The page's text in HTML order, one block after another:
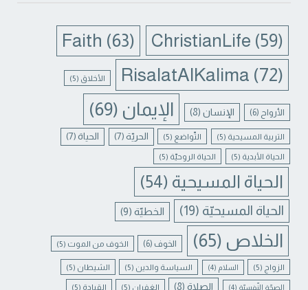
ChristianLife (59)
Faith (63)
RisalatAlKalima (72) الأخلاق (5)
الأرواح (6) الإنسان(8) الإيمان (69)
التربية المسيحية (5) التّواضع (5) الحريّة (7) الحياة (7)
الحياة الأبدية (5) الحياة الروحيّة (5)
الحياة المسيحية (54)
الحياة المسيحيّة (19) الخطيّة (9)
الخلاص (65) الخوف (6) الخوف من الموت (5)
الزواج (5) السلام (4) السياسة والدين (5) الشيطان (5)
الصحّة النّفسيّة (4) الصلاة(8) الغفران (5) القيادة (5)